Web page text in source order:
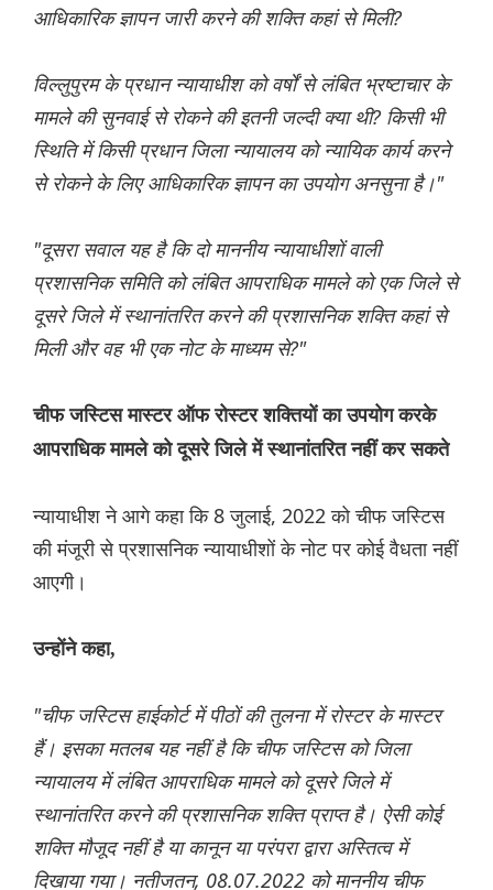
आधिकारिक ज्ञापन जारी करने की शक्ति कहां से मिली?
विल्लुपुरम के प्रधान न्यायाधीश को वर्षों से लंबित भ्रष्टाचार के
मामले की सुनवाई से रोकने की इतनी जल्दी क्या थी? किसी भी
स्थिति में किसी प्रधान जिला न्यायालय को न्यायिक कार्य करने
से रोकने के लिए आधिकारिक ज्ञापन का उपयोग अनसुना है।"
"दूसरा सवाल यह है कि दो माननीय न्यायाधीशों वाली
प्रशासनिक समिति को लंबित आपराधिक मामले को एक जिले से
दूसरे जिले में स्थानांतरित करने की प्रशासनिक शक्ति कहां से
मिली और वह भी एक नोट के माध्यम से?"
चीफ जस्टिस मास्टर ऑफ रोस्टर शक्तियों का उपयोग करके
आपराधिक मामले को दूसरे जिले में स्थानांतरित नहीं कर सकते
न्यायाधीश ने आगे कहा कि 8 जुलाई, 2022 को चीफ जस्टिस
की मंजूरी से प्रशासनिक न्यायाधीशों के नोट पर कोई वैधता नहीं
आएगी।
उन्होंने कहा,
"चीफ जस्टिस हाईकोर्ट में पीठों की तुलना में रोस्टर के मास्टर
हैं। इसका मतलब यह नहीं है कि चीफ जस्टिस को जिला
न्यायालय में लंबित आपराधिक मामले को दूसरे जिले में
स्थानांतरित करने की प्रशासनिक शक्ति प्राप्त है। ऐसी कोई
शक्ति मौजूद नहीं है या कानून या परंपरा द्वारा अस्तित्व में
दिखाया गया। नतीजतन, 08.07.2022 को माननीय चीफ